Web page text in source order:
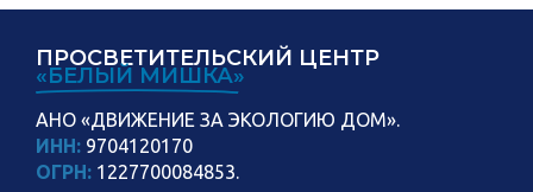
ПРОСВЕТИТЕЛЬСКИЙ ЦЕНТР
«БЕЛЫЙ МИШКА»
АНО «ДВИЖЕНИЕ ЗА ЭКОЛОГИЮ ДОМ».
ИНН: 9704120170
ОГРН: 1227700084853.